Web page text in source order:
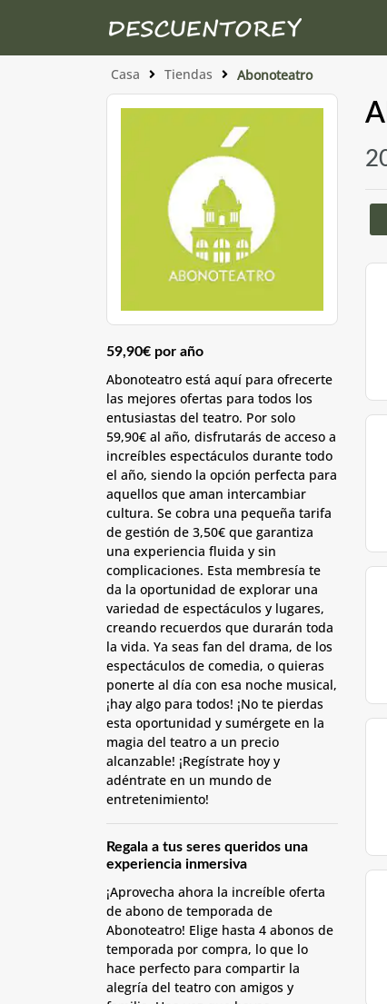
Casa Tiendas Abonoteatro
59,90€ por año
Abonoteatro está aquí para ofrecerte
las mejores ofertas para todos los
entusiastas del teatro. Por solo
59,90€ al año, disfrutarás de acceso a
increíbles espectáculos durante todo
el año, siendo la opción perfecta para
aquellos que aman intercambiar
cultura. Se cobra una pequeña tarifa
de gestión de 3,50€ que garantiza
una experiencia fluida y sin
complicaciones. Esta membresía te
da la oportunidad de explorar una
variedad de espectáculos y lugares,
creando recuerdos que durarán toda
la vida. Ya seas fan del drama, de los
espectáculos de comedia, o quieras
ponerte al día con esa noche musical,
¡hay algo para todos! ¡No te pierdas
esta oportunidad y sumérgete en la
magia del teatro a un precio
alcanzable! ¡Regístrate hoy y
adéntrate en un mundo de
entretenimiento!
Regala a tus seres queridos una
experiencia inmersiva
¡Aprovecha ahora la increíble oferta
de abono de temporada de
Abonoteatro! Elige hasta 4 abonos de
temporada por compra, lo que lo
hace perfecto para compartir la
alegría del teatro con amigos y